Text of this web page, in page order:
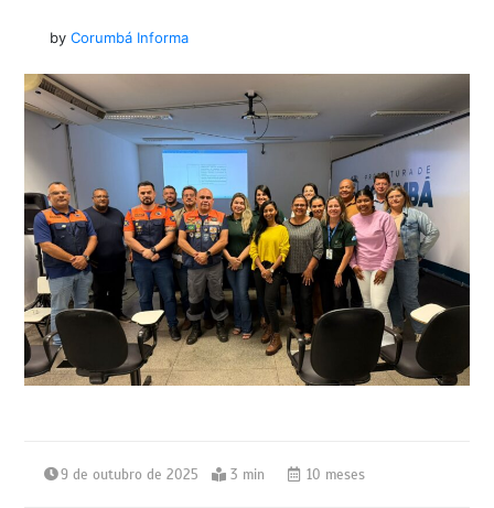
by Corumbá Informa
9 de outubro de 2025 3 min 10 meses